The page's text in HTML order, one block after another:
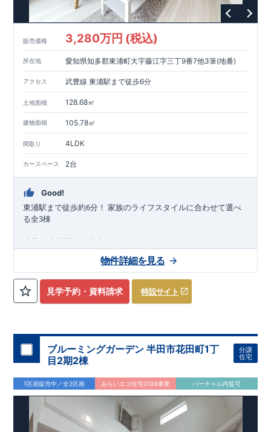
販売価格 3,280万円 (税込)
所在地 愛知県知多郡東浦町大字藤江字三丁9番7他3筆(地番)
アクセス 武豊線 東浦駅まで徒歩6分
土地面積 128.68㎡
建物面積 105.78㎡
間取り 4LDK
カースペース 2台
Good!
東浦駅まで徒歩約6分 ！ 家族のライフスタイルに合わせて選べ
る全3棟
武豊線 東浦駅まで徒歩 分
月 完成しました！！
近隣の完成物件のご案内可能！まずはお気軽にお問い合わせ
を！
来場予約：Web： TEL:0564-57-0257
リビングが見渡せる【対面キッチン】​
1号棟、【全居室クローゼット付き 】なので、服などの収納がで
き、お部屋が広く使用できます。
家族の履き物がすっきり片付く【姿見ミラー付き玄関収納】​
2号棟、洗濯物もたくさん干せる奥行ある【3WAYインナーバル
コニー】
自転車や傘立てを置いても濡れない【
玄関先ス
枚戸を開けば【10.5 の大空間 】に変身
見学予約・資料請求 特設サイト
物件詳細を見る
ブルーミングガーデン 半田市花田町1丁
目2期2棟
分譲
住宅
1区画販売中／全2区画 みらいエコ住宅2026事業 バーチャル内覧可